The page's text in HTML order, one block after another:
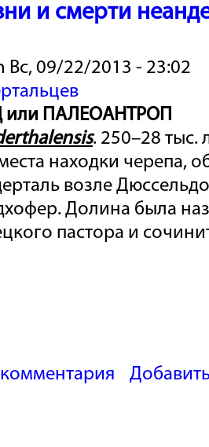
и смерти
Вс, 09/22/2013 - 23:02
или ПАЛЕОАНТРОП
. 250–28 тыс.
находки черепа,
возле
Долина была
пастора и
жизни и смерти неандертальского